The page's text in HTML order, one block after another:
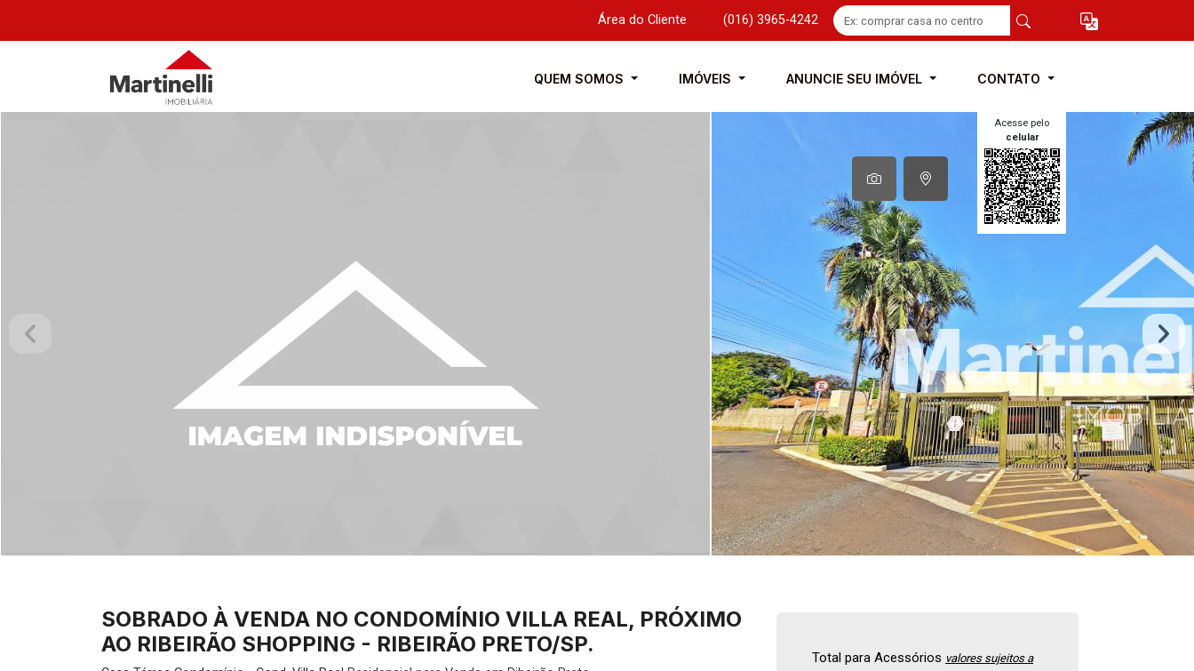
Área do Cliente (016) 3965-4242
QUEM SOMOS IMÓVEIS ANUNCIE SEU IMÓVEL CONTATO
Acesse pelo
celular
SOBRADO À VENDA NO CONDOMÍNIO VILLA REAL, PRÓXIMO
AO RIBEIRÃO SHOPPING - RIBEIRÃO PRETO/SP.
Total para Acessórios valores sujeitos a